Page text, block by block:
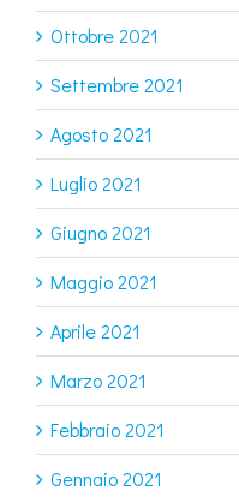
Ottobre 2021
Settembre 2021
Agosto 2021
Luglio 2021
Giugno 2021
Maggio 2021
Aprile 2021
Marzo 2021
Febbraio 2021
Gennaio 2021